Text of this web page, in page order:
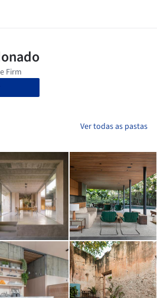
Ver todas as pastas